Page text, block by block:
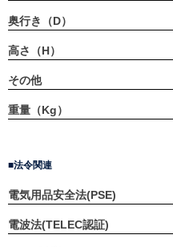
奥行き（D）
高さ（H）
その他
重量（Kg）
法令関連
電気用品安全法(PSE)
電波法(TELEC認証)